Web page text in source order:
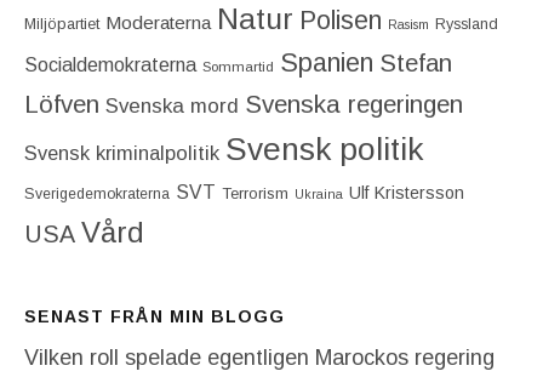
Miljöpartiet Moderaterna Natur Polisen Rasism Ryssland
Socialdemokraterna Sommartid Spanien Stefan
Löfven Svenska mord Svenska regeringen
Svensk kriminalpolitik Svensk politik
Sverigedemokraterna SVT Terrorism Ukraina Ulf Kristersson
USA Vård
SENAST FRÅN MIN BLOGG
Vilken roll spelade egentligen Marockos regering